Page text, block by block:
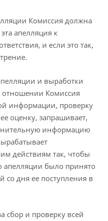
Комиссия должна
апелляция к
и если это так,
и выработки
Комиссия
информации, проверку
оценку, запрашивает,
информацию
действиям так, чтобы
апелляции было принято
со дня ее поступления в
сбор и проверку всей